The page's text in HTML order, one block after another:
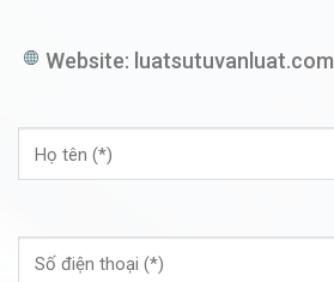
Website: luatsutuvanluat.com